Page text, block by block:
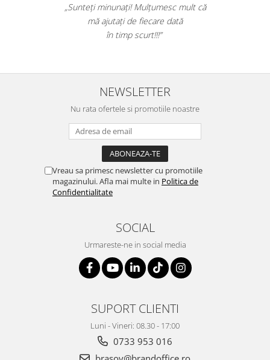
„Sunteți minunați! Mulțumesc mult că
mă ajutați de fiecare dată
în timp scurt!!!”
NEWSLETTER
Nu rata ofertele si promotiile noastre
Vreau sa primesc newsletter cu promotiile
magazinului. Afla mai multe in Politica de
Confidentialitate
SOCIAL
Urmareste-ne in social media
SUPORT CLIENTI
Luni - Vineri: 08.30 - 17:00
0733 953 016